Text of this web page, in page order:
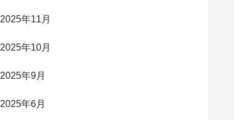
2025年11月
2025年10月
2025年9月
2025年6月